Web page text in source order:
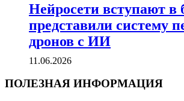
Нейросети вступают
представили систему
дронов с ИИ
11.06.2026
ПОЛЕЗНАЯ ИНФОРМАЦИЯ